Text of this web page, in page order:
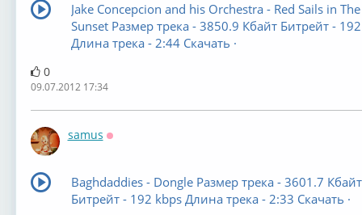
Jake Concepcion and his Orchestra - Red Sails in The
Sunset Размер трека - 3850.9 Кбайт Битрейт -
Длина трека - 2:44 Скачать ·
0
09.07.2012 17:34
samus
Baghdaddies - Dongle Размер трека - 3601.7 Кбайт
Битрейт - 192 kbps Длина трека - 2:33 Скачать ·